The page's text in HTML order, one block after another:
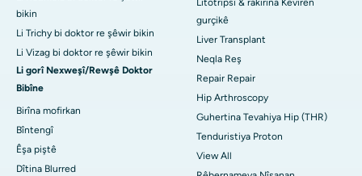
bikin
Li Trichy bi doktor re şêwir bikin
Li Vizag bi doktor re şêwir bikin
Li gorî Nexweşî/Rewşê Doktor
Bibîne
Birîna mofirkan
Bîntengî
Êşa piştê
Dîtina Blurred
gurçikê
Liver Transplant
Neqla Reş
Repair Repair
Hip Arthroscopy
Guhertina Tevahiya Hip (THR)
Tenduristiya Proton
View All